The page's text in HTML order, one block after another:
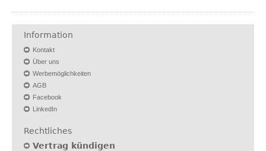
Information
Kontakt
Über uns
Werbemöglichkeiten
AGB
Facebook
LinkedIn
Rechtliches
Vertrag kündigen